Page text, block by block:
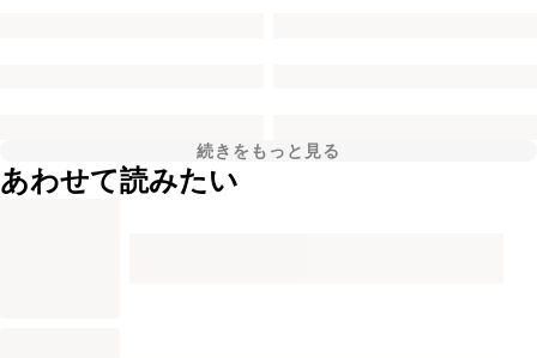
続きをもっと見る
あわせて読みたい